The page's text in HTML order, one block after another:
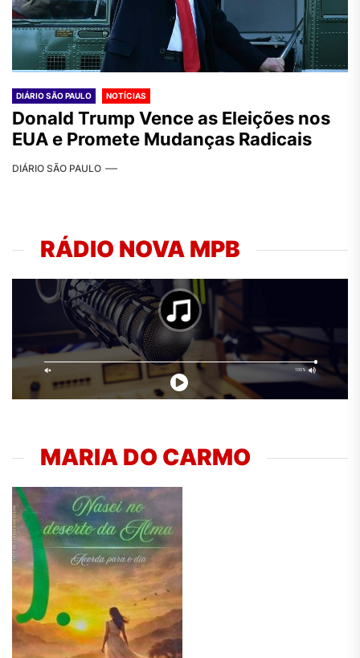
DIÁRIO SÃO PAULO NOTÍCIAS
Donald Trump Vence as Eleições nos
EUA e Promete Mudanças Radicais
DIÁRIO SÃO PAULO
RÁDIO NOVA MPB
MARIA DO CARMO